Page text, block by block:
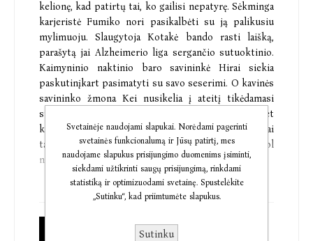
kelionę, kad patirtų tai, ko gailisi nepatyrę. Sėkminga
karjeristė Fumiko nori pasikalbėti su ją palikusiu
mylimuoju. Slaugytoja Kotakė bando rasti laišką,
parašytą jai Alzheimerio liga sergančio sutuoktinio.
Kaimyninio naktinio baro savininkė Hirai siekia
paskutinįkart pasimatyti su savo seserimi. O kavinės
savininko žmona Kei nusikelia į ateitį tikėdamasi
susitikti su dukra, nors jos dar tik laukiasi. Bet
keliauti laiku ne taip jau paprasta, yra nemažai
taisyklių, kurių reikia laikytis. Ir... grįžti į dabartį, kol
neatšalo keliautojui laiku patiekta kava.
Širdį šildantis, ilgesingas ir nuostabiai slėpiningas
kaip pats pasaulis klausimą: jei galėtume keliauti
laiku, ką norėtume pakeisti? Ir su kuo susitikti –
Svetainėje naudojami slapukai. Norėdami pagerinti
svetainės funkcionalumą ir Jūsų patirtį, mes
naudojame slapukus prisijungimo duomenims įsiminti,
siekdami užtikrinti saugų prisijungimą, rinkdami
statistiką ir optimizuodami svetainę. Spustelėkite
„Sutinku“, kad priimtumėte slapukus.
Sutinku